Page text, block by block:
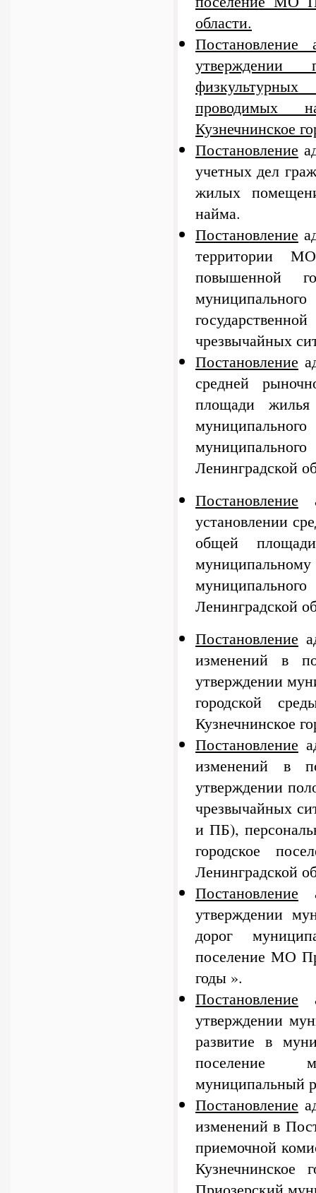
области.
утверждении
проводимых
Кузнечнинское
Постановление
учетных дел
жилых
найма.
Постановление
территории
повышенной
чрезвычайных
Постановление
средней
площади
Ленинградской
Постановление
установлении
общей
Ленинградской
Постановление
изменений в
утверждении
городской
Кузнечнинское
Постановление
изменений в
утверждении
чрезвычайных
и ПБ),
городское
Ленинградской
Постановление
утверждении
дорог
поселение МО
годы ».
Постановление
утверждении
развитие в
поселение
муниципальный
Постановление
изменений в
приемочной
Кузнечнинское
Приозерский